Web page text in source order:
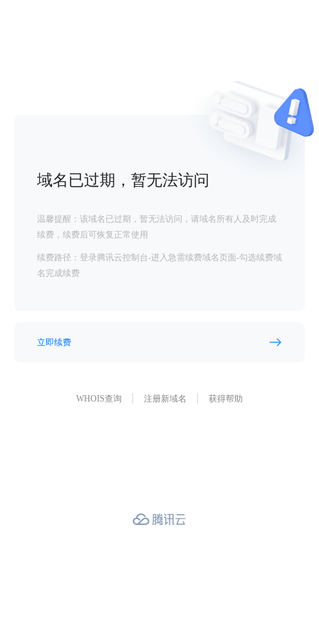
域名已过期，暂无法访问
温馨提醒：该域名已过期，暂无法访问，请域名所有人及时完成
续费，续费后可恢复正常使用
续费路径：登录腾讯云控制台-进入急需续费域名页面-勾选续费域
名完成续费
立即续费
WHOIS查询 注册新域名 获得帮助